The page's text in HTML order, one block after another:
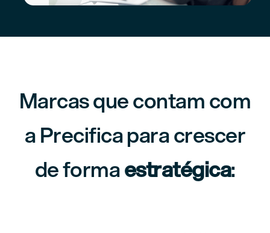
Marcas que contam com
a Precifica para crescer
de formaestratégica: